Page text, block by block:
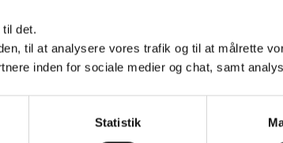
det.
til at analysere vores trafik og til at målrette
inden for sociale medier og chat, samt
Statistik